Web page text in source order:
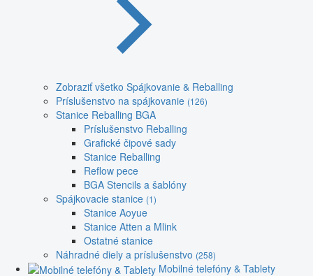
Zobraziť všetko Spájkovanie & Reballing
Príslušenstvo na spájkovanie (126)
Stanice Reballing BGA
Príslušenstvo Reballing
Grafické čipové sady
Stanice Reballing
Reflow pece
BGA Stencils a šablóny
Spájkovacie stanice (1)
Stanice Aoyue
Stanice Atten a Mlink
Ostatné stanice
Náhradné diely a príslušenstvo (258)
Mobilné telefóny & Tablety